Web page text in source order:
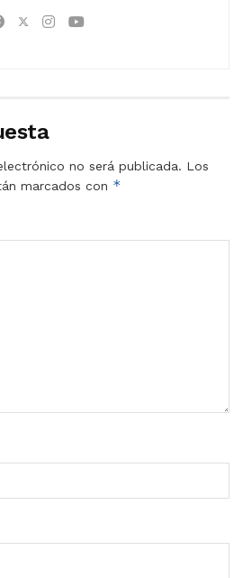
no será publicada. Los
marcados con *